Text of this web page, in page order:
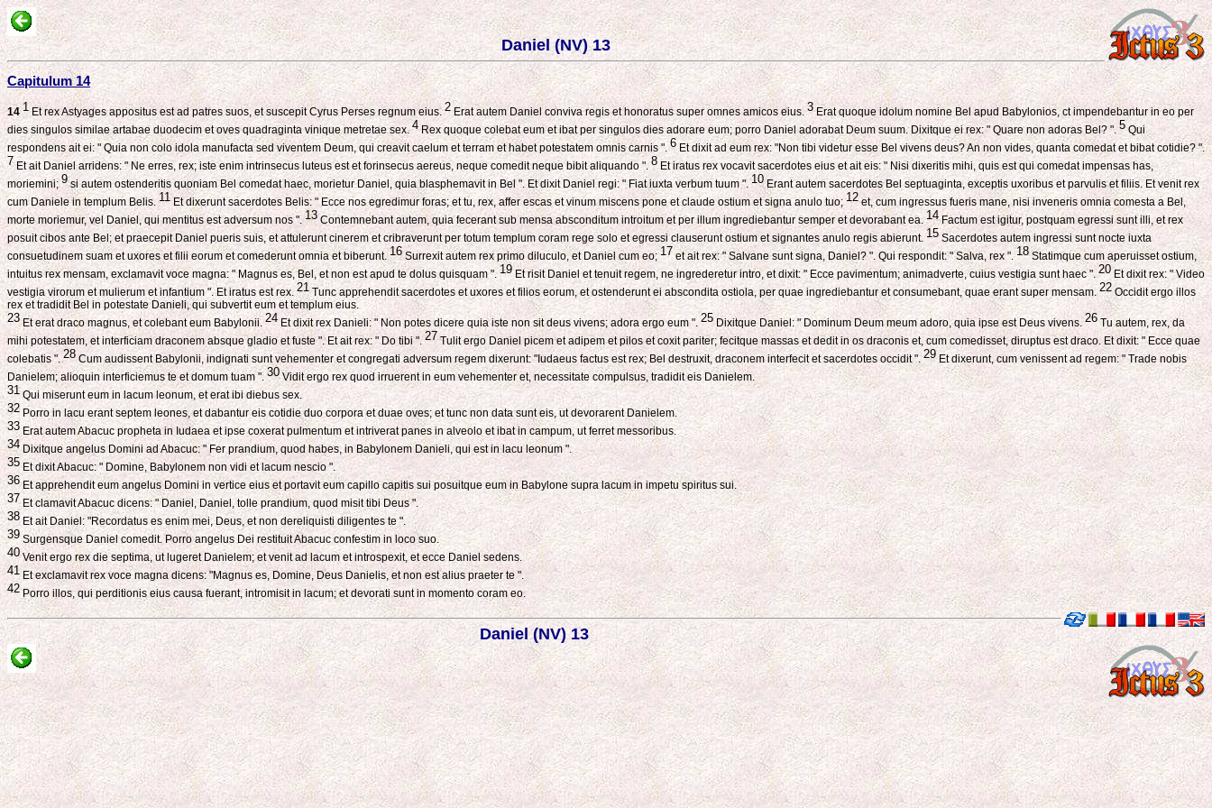
Daniel (NV) 13
Capitulum 14
14 1 Et rex Astyages appositus est ad patres suos, et suscepit Cyrus Perses regnum eius.2 Erat autem Daniel conviva regis et honoratus super omnes amicos eius.3Erat quoque idolum nomine Bel apud Babylonios, ct impendebantur in eo per
dies singulos similae artabae duodecim et oves quadraginta vinique metretae sex.4 Rex quoque colebat eum et ibat per singulos dies adorare eum; porro Daniel adorabat Deum suum. Dixitque ei rex: " Quare non adoras Bel? ". 5Qui
respondens ait ei: " Quia non colo idola manufacta sed viventem Deum, qui creavit caelum et terram et habet potestatem omnis carnis ". 6 Et dixit ad eum rex: "Non tibi videtur esse Bel vivens deus? An non vides, quanta comedat et bibat cotidie? ".
7Et ait Daniel arridens: " Ne erres, rex; iste enim intrinsecus luteus est et forinsecus aereus, neque comedit neque bibit aliquando ".8 Et iratus rex vocavit sacerdotes eius et ait eis: " Nisi dixeritis mihi, quis est qui comedat impensas has,
moriemini; 9si autem ostenderitis quoniam Bel comedat haec, morietur Daniel, quia blasphemavit in Bel ". Et dixit Daniel regi: " Fiat iuxta verbum tuum ". 10Erant autem sacerdotes Bel septuaginta, exceptis uxoribus et parvulis et filiis. Et venit rex
cum Daniele in templum Belis. 11Et dixerunt sacerdotes Belis: " Ecce nos egredimur foras; et tu, rex, affer escas et vinum miscens pone et claude ostium et signa anulo tuo; 12et, cum ingressus fueris mane, nisi inveneris omnia comesta a Bel,
morte moriemur, vel Daniel, qui mentitus est adversum nos ".13 Contemnebant autem, quia fecerant sub mensa absconditum introitum et per illum ingrediebantur semper et devorabant ea. 14Factum est igitur, postquam egressi sunt illi, et rex
posuit cibos ante Bel; et praecepit Daniel pueris suis, et attulerunt cinerem et cribraverunt per totum templum coram rege solo et egressi clauserunt ostium et signantes anulo regis abierunt. 15 Sacerdotes autem ingressi sunt nocte iuxta
consuetudinem suam et uxores et filii eorum et comederunt omnia et biberunt.16Surrexit autem rex primo diluculo, et Daniel cum eo; 17 et ait rex: " Salvane sunt signa, Daniel? ". Qui respondit: " Salva, rex ".18Statimque cum aperuisset ostium,
intuitus rex mensam, exclamavit voce magna: " Magnus es, Bel, et non est apud te dolus quisquam ".19 Et risit Daniel et tenuit regem, ne ingrederetur intro, et dixit: " Ecce pavimentum; animadverte, cuius vestigia sunt haec ". 20Et dixit rex: " Video
vestigia virorum et mulierum et infantium ". Et iratus est rex. 21 Tunc apprehendit sacerdotes et uxores et filios eorum, et ostenderunt ei abscondita ostiola, per quae ingrediebantur et consumebant, quae erant super mensam.22 Occidit ergo illos
rex et tradidit Bel in potestate Danieli, qui subvertit eum et templum eius.
23Et erat draco magnus, et colebant eum Babylonii. 24 Et dixit rex Danieli: " Non potes dicere quia iste non sit deus vivens; adora ergo eum ". 25Dixitque Daniel: " Dominum Deum meum adoro, quia ipse est Deus vivens.26 Tu autem, rex, da
mihi potestatem, et interficiam draconem absque gladio et fuste ". Et ait rex: " Do tibi ".27Tulit ergo Daniel picem et adipem et pilos et coxit pariter; fecitque massas et dedit in os draconis et, cum comedisset, diruptus est draco. Et dixit: " Ecce quae
colebatis ".28 Cum audissent Babylonii, indignati sunt vehementer et congregati adversum regem dixerunt: "Iudaeus factus est rex; Bel destruxit, draconem interfecit et sacerdotes occidit ". 29Et dixerunt, cum venissent ad regem: " Trade nobis
Danielem; alioquin interficiemus te et domum tuam ".30Vidit ergo rex quod irruerent in eum vehementer et, necessitate compulsus, tradidit eis Danielem.
31Qui miserunt eum in lacum leonum, et erat ibi diebus sex.
32 Porro in lacu erant septem leones, et dabantur eis cotidie duo corpora et duae oves; et tunc non data sunt eis, ut devorarent Danielem.
33Erat autem Abacuc propheta in Iudaea et ipse coxerat pulmentum et intriverat panes in alveolo et ibat in campum, ut ferret messoribus.
34Dixitque angelus Domini ad Abacuc: " Fer prandium, quod habes, in Babylonem Danieli, qui est in lacu leonum ".
35Et dixit Abacuc: " Domine, Babylonem non vidi et lacum nescio ".
36Et apprehendit eum angelus Domini in vertice eius et portavit eum capillo capitis sui posuitque eum in Babylone supra lacum in impetu spiritus sui.
37Et clamavit Abacuc dicens: " Daniel, Daniel, tolle prandium, quod misit tibi Deus ".
38 Et ait Daniel: "Recordatus es enim mei, Deus, et non dereliquisti diligentes te ".
39Surgensque Daniel comedit. Porro angelus Dei restituit Abacuc confestim in loco suo.
40Venit ergo rex die septima, ut lugeret Danielem; et venit ad lacum et introspexit, et ecce Daniel sedens.
41Et exclamavit rex voce magna dicens: "Magnus es, Domine, Deus Danielis, et non est alius praeter te ".
42Porro illos, qui perditionis eius causa fuerant, intromisit in lacum; et devorati sunt in momento coram eo.
Daniel (NV) 13